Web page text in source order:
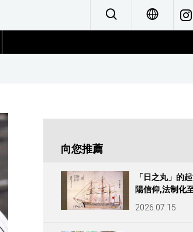
العربية
向您推薦
「日之丸」的
陽信仰,法制化
2026.07.15